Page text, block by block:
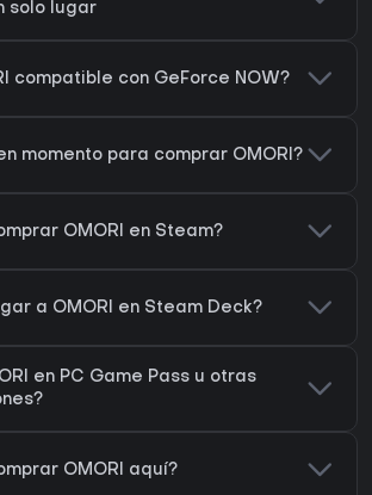
solo lugar
compatible con GeForce NOW?
momento para comprar OMORI?
OMORI en Steam?
a OMORI en Steam Deck?
en PC Game Pass u otras
OMORI aquí?